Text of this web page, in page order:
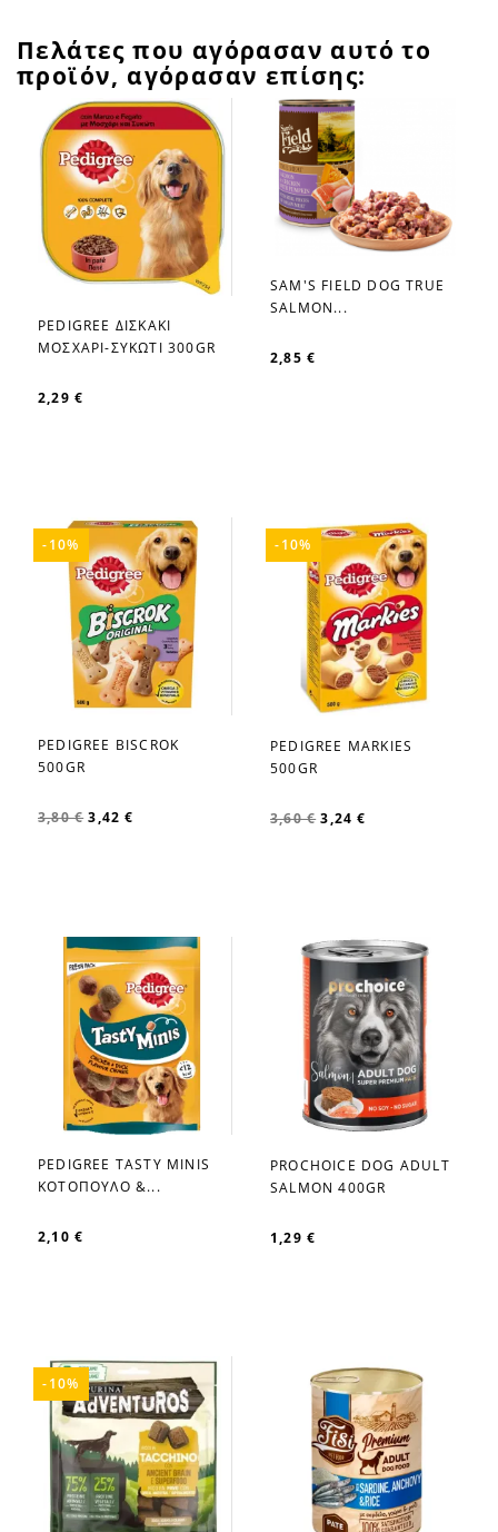
Πελάτες που αγόρασαν αυτό το
προϊόν, αγόρασαν επίσης:
favorite_border
PEDIGREE ΔΙΣΚΑΚΙ
ΜΟΣΧΑΡΙ-ΣΥΚΩΤΙ 300GR
2,29 €
favorite_border
SAM'S FIELD DOG TRUE
SALMON...
2,85 €
favorite_border
PEDIGREE BISCROK
500GR
3,80 € 3,42 €
-10%
favorite_border
PEDIGREE MARKIES
500GR
3,60 € 3,24 €
-10%
favorite_border
PEDIGREE TASTY MINIS
ΚΟΤΟΠΟΥΛΟ &...
2,10 €
favorite_border
PROCHOICE DOG ADULT
SALMON 400GR
1,29 €
-10%